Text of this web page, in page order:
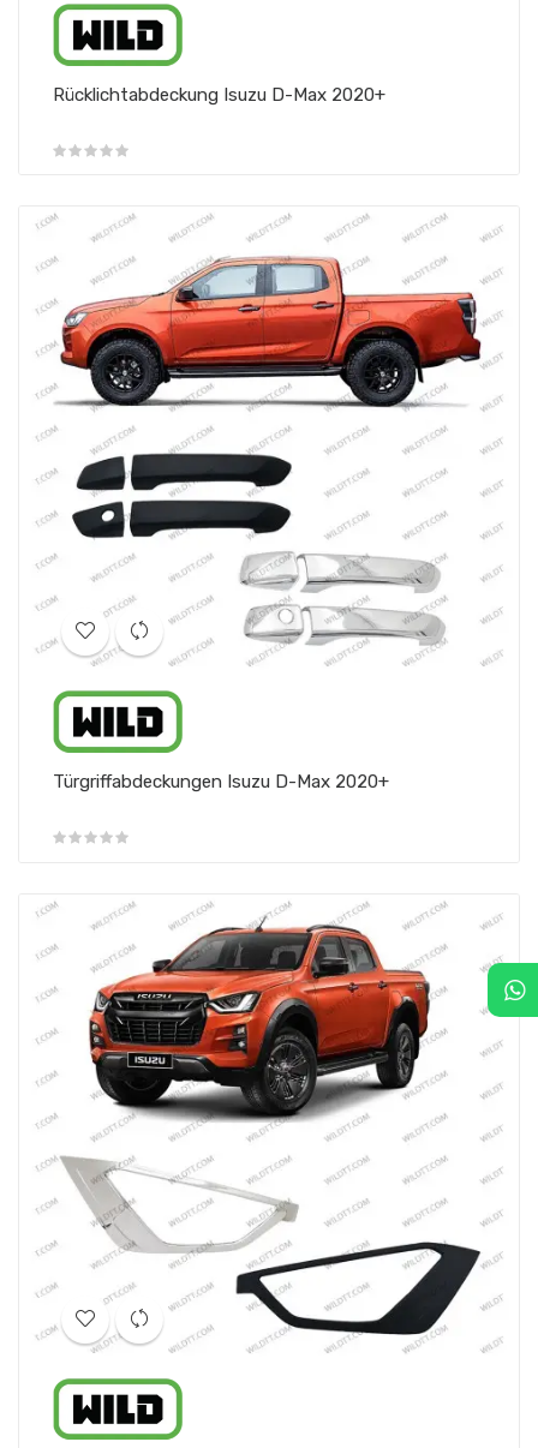
Rücklichtabdeckung Isuzu D-Max 2020+
Türgriffabdeckungen Isuzu D-Max 2020+